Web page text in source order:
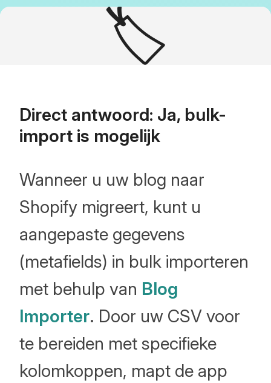
🏷️
Direct antwoord: Ja, bulk-
import is mogelijk
Wanneer u uw blog naar
Shopify migreert, kunt u
aangepaste gegevens
(metafields) in bulk importeren
met behulp van Blog
Importer. Door uw CSV voor
te bereiden met specifieke
kolomkoppen, mapt de app